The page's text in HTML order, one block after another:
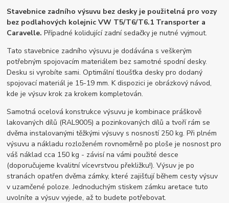
Stavebnice zadního výsuvu bez desky je použitelná pro vozy
bez podlahových kolejnic VW T5/T6/T6.1 Transporter a
Caravelle. Případné kolidující zadní sedačky je nutné vyjmout.
Tato stavebnice zadního výsuvu je dodávána s veškerým
potřebným spojovacím materiálem bez samotné spodní desky.
Desku si vyrobíte sami. Optimální tloušťka desky pro dodaný
spojovací materiál je 15-19 mm. K dispozici je obrázkový návod,
kde je výsuv krok za krokem kompletován.
Samotná ocelová konstrukce výsuvu je kombinace práškově
lakovaných dílů (RAL9005) a pozinkovaných dílů a tvoří rám se
dvěma instalovanými těžkými výsuvy s nosností 250 kg. Při plném
výsuvu a nákladu rozloženém rovnoměrně po ploše je nosnost pro
váš náklad cca 150 kg - závisí na vámi použité desce
(doporučujeme kvalitní vícevrstvou překližku!). Výsuv je po
stranách opatřen dvěma zámky, které zajišťují během cesty výsuv
v uzamčené poloze. Jednoduchým stiskem zámku aretace tuto
uvolníte a výsuv vyjede, až to budete potřebovat.